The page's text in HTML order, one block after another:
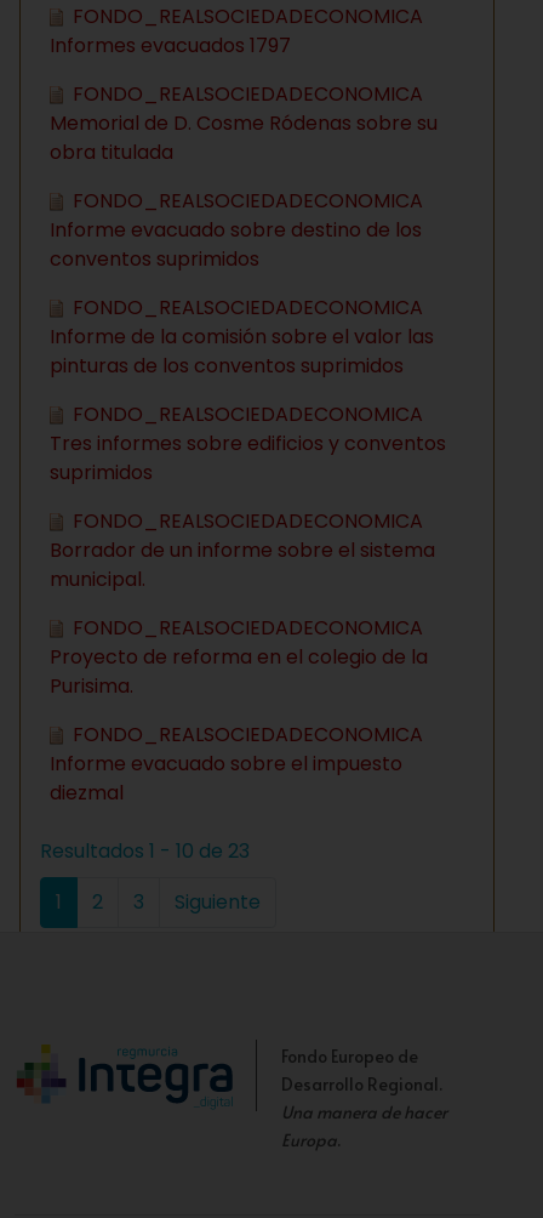
FONDO_REALSOCIEDADECONOMICA
Informes evacuados 1797
FONDO_REALSOCIEDADECONOMICA
Memorial de D. Cosme Ródenas sobre su
obra titulada
FONDO_REALSOCIEDADECONOMICA
Informe evacuado sobre destino de los
conventos suprimidos
FONDO_REALSOCIEDADECONOMICA
Informe de la comisión sobre el valor las
pinturas de los conventos suprimidos
FONDO_REALSOCIEDADECONOMICA
Tres informes sobre edificios y conventos
suprimidos
FONDO_REALSOCIEDADECONOMICA
Borrador de un informe sobre el sistema
municipal.
FONDO_REALSOCIEDADECONOMICA
Proyecto de reforma en el colegio de la
Purisima.
FONDO_REALSOCIEDADECONOMICA
Informe evacuado sobre el impuesto
diezmal
Resultados 1 - 10 de 23
1
2 3 Siguiente
Fondo Europeo de
Desarrollo Regional.
Una manera de hacer
Europa.